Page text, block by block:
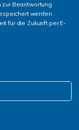
Beantwortung
werden.
für die Zukunft per E-